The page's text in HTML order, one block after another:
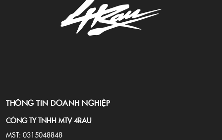
THÔNG TIN DOANH NGHIỆP
CÔNG TY TNHH MTV 4RAU
MST: 0315048848